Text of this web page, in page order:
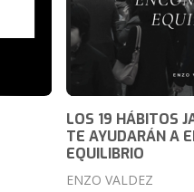
LOS 19 HÁBITOS
TE AYUDARÁN A
EQUILIBRIO
ENZO VALDEZ